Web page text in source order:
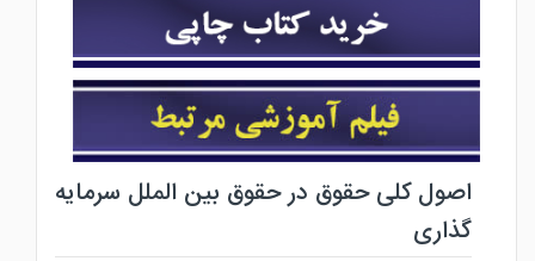
اصول کلی حقوق در حقوق بین الملل سرمایه
گذاری